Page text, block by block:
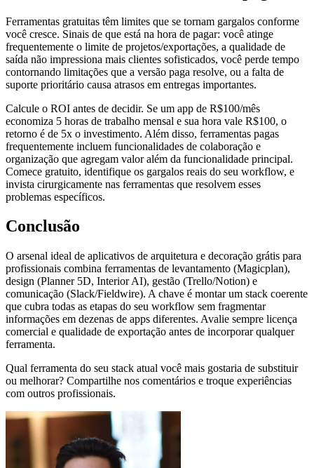
Ferramentas gratuitas têm limites que se tornam gargalos conforme
você cresce. Sinais de que está na hora de pagar: você atinge
frequentemente o limite de projetos/exportações, a qualidade de
saída não impressiona mais clientes sofisticados, você perde tempo
contornando limitações que a versão paga resolve, ou a falta de
suporte prioritário causa atrasos em entregas importantes.
Calcule o ROI antes de decidir. Se um app de R$100/mês
economiza 5 horas de trabalho mensal e sua hora vale R$100, o
retorno é de 5x o investimento. Além disso, ferramentas pagas
frequentemente incluem funcionalidades de colaboração e
organização que agregam valor além da funcionalidade principal.
Comece gratuito, identifique os gargalos reais do seu workflow, e
invista cirurgicamente nas ferramentas que resolvem esses
problemas específicos.
Conclusão
O arsenal ideal de aplicativos de arquitetura e decoração grátis para
profissionais combina ferramentas de levantamento (Magicplan),
design (Planner 5D, Interior AI), gestão (Trello/Notion) e
comunicação (Slack/Fieldwire). A chave é montar um stack coerente
que cubra todas as etapas do seu workflow sem fragmentar
informações em dezenas de apps diferentes. Avalie sempre licença
comercial e qualidade de exportação antes de incorporar qualquer
ferramenta.
Qual ferramenta do seu stack atual você mais gostaria de substituir
ou melhorar? Compartilhe nos comentários e troque experiências
com outros profissionais.